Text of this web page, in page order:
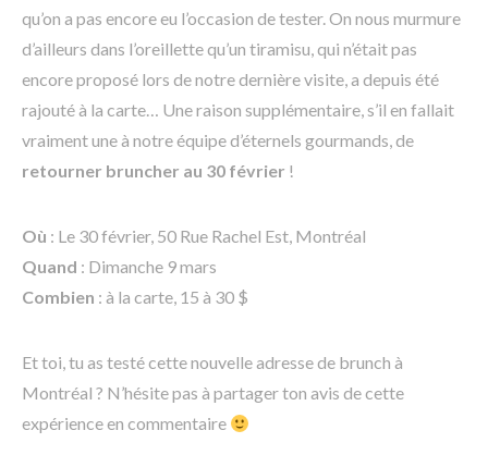
qu’on a pas encore eu l’occasion de tester. On nous murmure
d’ailleurs dans l’oreillette qu’un tiramisu, qui n’était pas
encore proposé lors de notre dernière visite, a depuis été
rajouté à la carte… Une raison supplémentaire, s’il en fallait
vraiment une à notre équipe d’éternels gourmands, de
retourner bruncher au 30 février !
Où : Le 30 février, 50 Rue Rachel Est, Montréal
Quand : Dimanche 9 mars
Combien : à la carte, 15 à 30 $
Et toi, tu as testé cette nouvelle adresse de brunch à
Montréal ? N’hésite pas à partager ton avis de cette
expérience en commentaire